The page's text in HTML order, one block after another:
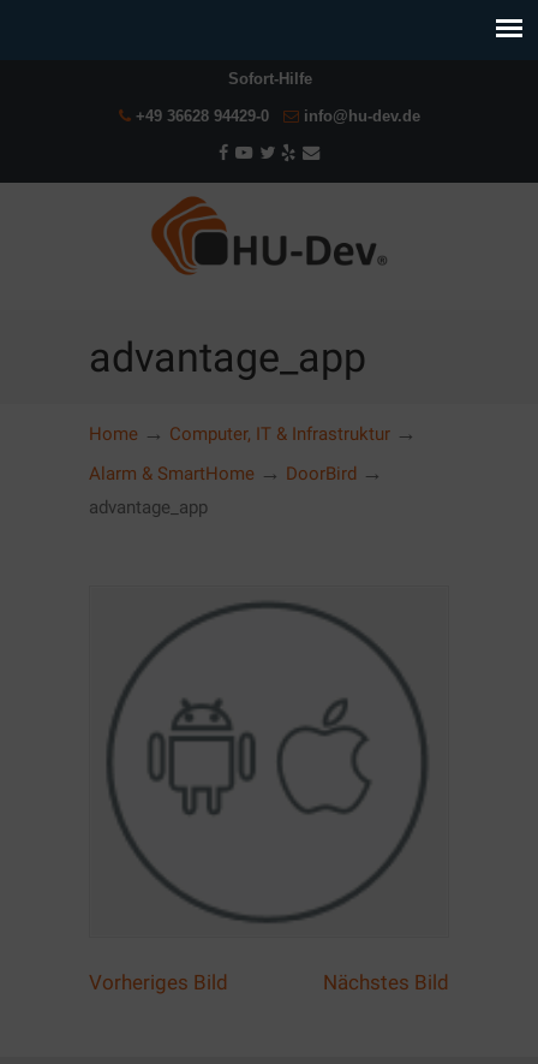
Sofort-Hilfe
+49 36628 94429-0 info@hu-dev.de
advantage_app
Home → Computer, IT & Infrastruktur →
Alarm & SmartHome → DoorBird →
advantage_app
Vorheriges Bild Nächstes Bild